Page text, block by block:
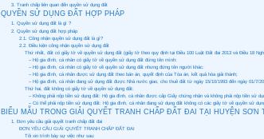
3. Tranh chấp liên quan đến quyền sử dụng đất
QUYỀN SỬ DỤNG ĐẤT HỢP PHÁP
1. Quyền sử dụng đất là gì ?
2. Quyền sử dụng đất hợp pháp
2.1. Công nhận quyền sử dụng đất là gì?
2.2. Điều kiện công nhận quyền sử dụng đất
Thứ nhất, đất có giấy tờ về quyền sử dụng đất (giấy tờ theo quy định tại Điều 100 Luật Đất đai 2013 và Điều 18
– Hộ gia đình, cá nhân có giấy tờ về quyền sử dụng đất đứng tên mình:
– Hộ gia đình, cá nhân có giấy tờ về quyền sử dụng đất nhưng đứng tên người khác:
– Hộ gia đình, cá nhân được sử dụng đất theo bán án, quyết định của Tòa án, kết quả hòa giải thành;
– Hộ gia đình, cá nhân đang sử dụng đất được Nhà nước giao, cho thuê đất từ ngày 15/10/1993 đến ngày 01/
Thứ hai, đất không có giấy tờ về quyền sử dụng đất:
– Không phải nộp tiền sử dụng đất: Hộ gia đình, cá nhân được cấp Giấy chứng nhận và không phải nộp tiền sử
– Có thể phải nộp tiền sử dụng đất: Hộ gia đình, cá nhân đang sử dụng đất không có các giấy tờ về quyền sử
BIỂU MẪU TRONG GIẢI QUYẾT TRANH CHẤP ĐẤT ĐAI TẠI HUYỆN SƠN
1. Đơn yêu cầu giải quyết tranh chấp đất đai
ĐƠN YÊU CẦU GIẢI QUYẾT TRANH CHẤP ĐẤT ĐAI
Tôi xin trình bày sự việc như sau: